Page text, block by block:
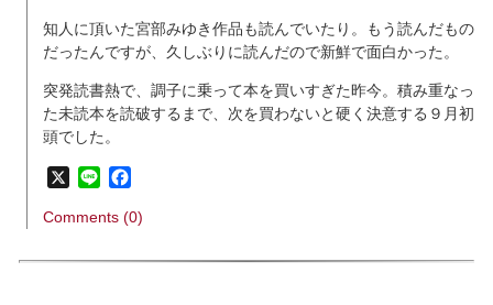
知人に頂いた宮部みゆき作品も読んでいたり。もう読んだもの
だったんですが、久しぶりに読んだので新鮮で面白かった。
突発読書熱で、調子に乗って本を買いすぎた昨今。積み重なっ
た未読本を読破するまで、次を買わないと硬く決意する９月初
頭でした。
X Line
Comments (0)